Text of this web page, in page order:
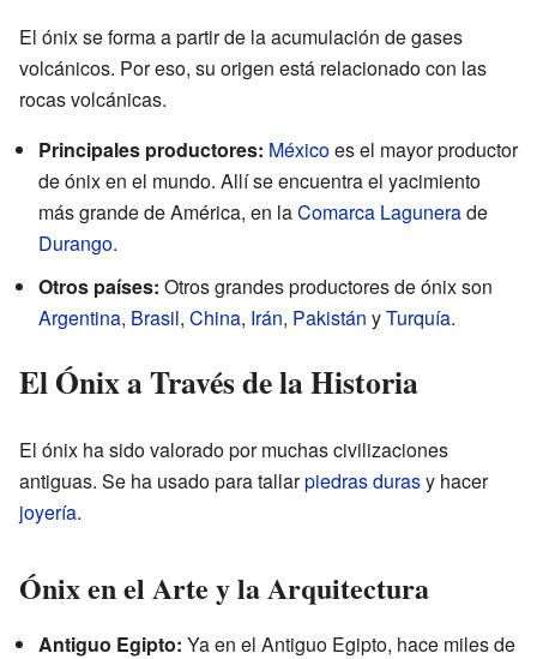
El ónix se forma a partir de la acumulación de gases
volcánicos. Por eso, su origen está relacionado con las
rocas volcánicas.
Principales productores: Méxicoes el mayor productor
de ónix en el mundo. Allí se encuentra el yacimiento
más grande de América, en laComarca Lagunerade
Durango.
Otros países: Otros grandes productores de ónix son
Argentina, Brasil, China, Irán, Pakistán yTurquía.
El Ónix a Través de la Historia
El ónix ha sido valorado por muchas civilizaciones
antiguas. Se ha usado para tallarpiedras durasy hacer
joyería.
Ónix en el Arte y la Arquitectura
Antiguo Egipto: Ya en el Antiguo Egipto, hace miles de